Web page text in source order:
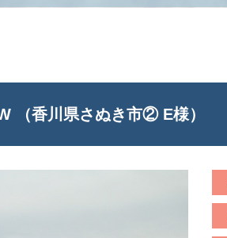
（香川県さぬき市② E様）